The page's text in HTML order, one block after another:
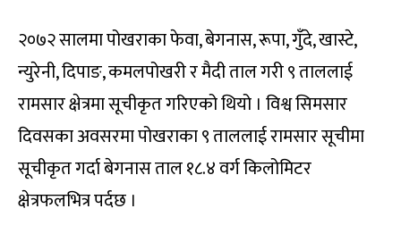
२०७२ सालमा पोखराका फेवा, बेगनास, रूपा, गुँदे, खास्टे,
न्युरेनी, दिपाङ, कमलपोखरी र मैदी ताल गरी ९ ताललाई
रामसार क्षेत्रमा सूचीकृत गरिएको थियो । विश्व सिमसार
दिवसका अवसरमा पोखराका ९ ताललाई रामसार सूचीमा
सूचीकृत गर्दा बेगनास ताल १८.४ वर्ग किलोमिटर
क्षेत्रफलभित्र पर्दछ ।